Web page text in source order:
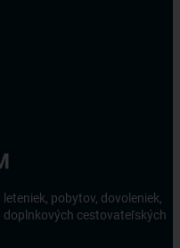
pobytov, dovoleniek,
cestovateľských